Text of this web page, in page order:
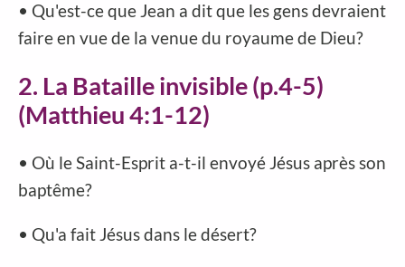
• Qu'est-ce que Jean a dit que les gens devraient
faire en vue de la venue du royaume de Dieu?
2. La Bataille invisible (p.4-5)
(Matthieu 4:1-12)
• Où le Saint-Esprit a-t-il envoyé Jésus après son
baptême?
• Qu'a fait Jésus dans le désert?